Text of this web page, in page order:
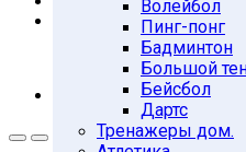
Волейбол
Пинг-понг
Бадминтон
Большой
Бейсбол
Дартс
Тренажеры дом.
Гантель (корпус